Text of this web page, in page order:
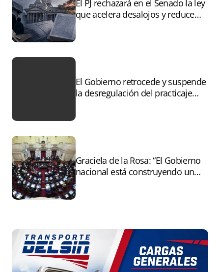
El PJ rechazará en el Senado la ley
que acelera desalojos y reduce
El Gobierno retrocede y suspende
la desregulación del practicaje
Graciela de la Rosa: “El Gobierno
nacional está construyendo un